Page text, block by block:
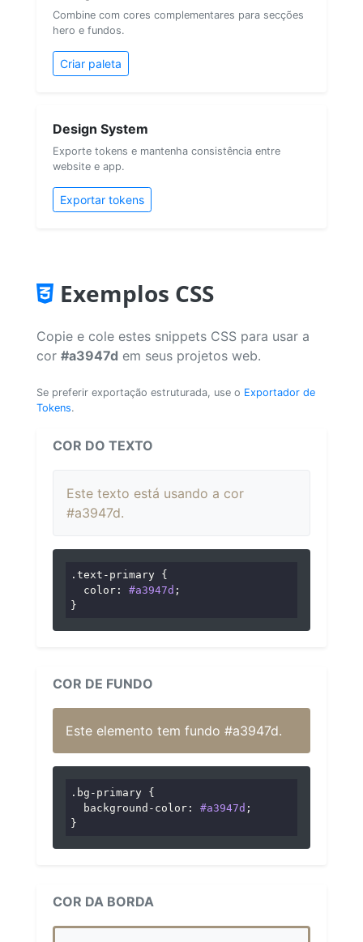
Combine com cores complementares para secções
hero e fundos.
Criar paleta
Design System
Exporte tokens e mantenha consistência entre
website e app.
Exportar tokens
Exemplos CSS
Copie e cole estes snippets CSS para usar a
cor #a3947d em seus projetos web.
Se preferir exportação estruturada, use o Exportador de
Tokens.
COR DO TEXTO
Este texto está usando a cor
#a3947d.
.text-primary {
color : #a3947d ;
}
COR DE FUNDO
Este elemento tem fundo #a3947d.
.bg-primary {
background-color : #a3947d ;
}
COR DA BORDA